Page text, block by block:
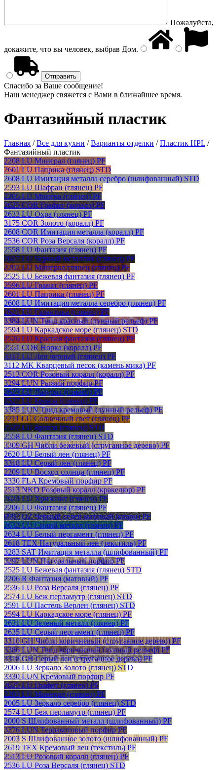
Пожалуйста,
докажите, что вы человек, выбрав Дом.
Спасибо за Ваше сообщение!
Наш менеджер свяжется с Вами в ближайшее время.
Фантазийный пластик
Главная /Все для кухни /Варианты отделки /Пластик HPL /
Фантазийный пластик
2208 LU Минерал (глянец) PF
2601 LU Паприка (глянец) STD
2608 LU Имитация металла серебро (шлифованный) STD
2593 LU Шафран (глянец) PF
2205 LU Минера (глянец) PF
2625 COR Графит (коралл) PF
2633 LU Охра (глянец) PF
3175 COR Золото (коралл) PF
2608 COR Имитация металла (коралл) PF
2536 COR Роза Версаля (коралл) PF
2558 LU Фантазия (глянец) PF
2617 LU Черный металлик (глянец) PF
2207 LU Минерал глянец (глянец) PF
2525 LU Бежевая фантазия (глянец) PF
2596 LU Гранат (глянец) PF
2601 LU Паприка (глянец) PF
2608 LU Имитация металла серебро (глянец) PF
2621 LU Галактика (глянец) PF
3384 LUN Твид красный (лунный рельеф) PF
2594 LU Каркадское море (глянец) STD
2526 LU Красная фантазия (глянец) PF
2551 COR Норка (коралл) PF
3317 LU Лен черный (глянец) PF
3112 MK Кварцевый песок (камень мика) PF
2513 COR Розовый коралл (коралл) PF
3294 LUN Рыжий порфир PF
2623 LU Лазурит (глянец) PF
2527 LU Бронза (глянец) PF
3385 LUN Твид кремовый (лунный рельеф) PF
2211 LU Солнечный свет (глянец) PF
2527 LU Бронза (глянец) STD
2558 LU Фантазия (глянец) STD
3309 GH Чибли бежевый (струганное дерево) PF
2620 LU Белый лен (глянец) PF
3318 LU Серый лен (глянец) PF
2209 LU Восход солнца (глянец) PF
3330 FLA Кремовый порфир PF
2513 NKD Розовый коралл (кракелюр) PF
2624 LU Хризолит (глянец) PF
2206 LU Фантазия (глянец) PF
0997 QZ Черный селен матовый (кварц) PF
2632 LU Синий металл (глянец) PF
2634 LU Белый пергамент (глянец) PF
2618 TEX Натуральный лен (текстиль) PF
3283 SAT Имитация металла (шлифованный) PF
3297 LUN Натуральный порфир PF
2525 LU Бежевая фантазия (глянец) STD
2206 R Фантазия (матовый) PF
2536 LU Роза Версаля (глянец) PF
2574 LU Беж перламутр (глянец) STD
2591 LU Пастель Верлен (глянец) STD
2594 LU Каркадское море (глянец) PF
2631 LU Зеленый металл (глянец) PF
2635 LU Серый пергамент (глянец) PF
3310 GH Чибли коричневый (струганное дерево) PF
3386 LUN Твид коричневый (лунный рельеф) PF
3318 GH Серый лен (струганное дерево) PF
2006 LU Зеркало Золото (глянец) STD
3330 LUN Кремовый порфир PF
2625 LU Графит (глянец) PF
2203 LU Минерал (глянец) PF
2005 LU Зеркало серебро (глянец) STD
2574 LU Беж перламутр (глянец) PF
2000 S Шлифованный металл (шлифованный) PF
3276 LUN Терракотовый порфир PF
2003 S Шлифованное золото (шлифованный) PF
2619 TEX Кремовый лен (текстиль) PF
2513 LU Розовый коралл (глянец) PF
2536 LU Роза Версаля (глянец) STD